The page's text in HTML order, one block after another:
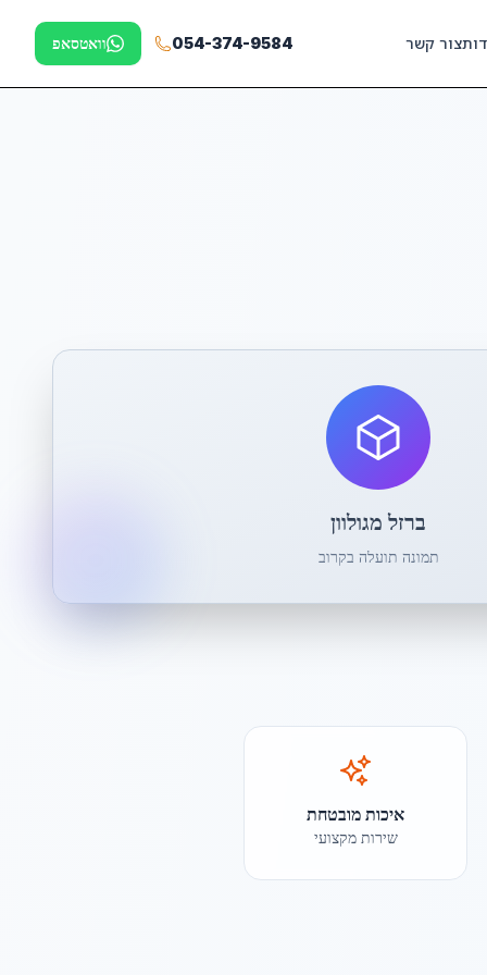
צור קשר 054-374-9584 וואטסאפ
ברזל מגולוון
תמונה תועלה בקרוב
איכות מובטחת
שירות מקצועי